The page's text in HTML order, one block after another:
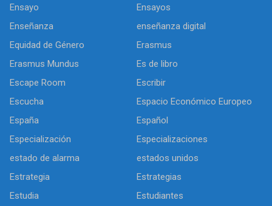
Ensayo
Ensayos
Enseñanza
enseñanza digital
Equidad de Género
Erasmus
Erasmus Mundus
Es de libro
Escape Room
Escribir
Escucha
Espacio Económico Europeo
España
Español
Especialización
Especializaciones
estado de alarma
estados unidos
Estrategia
Estrategias
Estudia
Estudiantes